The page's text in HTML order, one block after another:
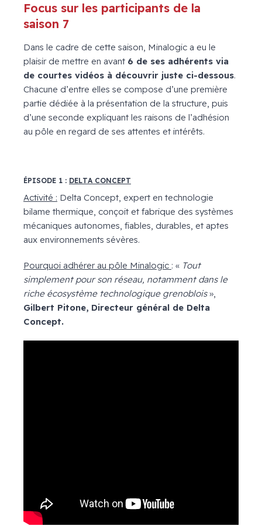
Focus sur les participants de la
saison 7
Dans le cadre de cette saison, Minalogic a eu le
plaisir de mettre en avant 6 de ses adhérents via
de courtes vidéos à découvrir juste ci-dessous.
Chacune d’entre elles se compose d’une première
partie dédiée à la présentation de la structure, puis
d’une seconde expliquant les raisons de l’adhésion
au pôle en regard de ses attentes et intérêts.
ÉPISODE 1 : DELTA CONCEPT
Activité : Delta Concept, expert en technologie
bilame thermique, conçoit et fabrique des systèmes
mécaniques autonomes, fiables, durables, et aptes
aux environnements sévères.
Pourquoi adhérer au pôle Minalogic : « Tout
simplement pour son réseau, notamment dans le
riche écosystème technologique grenoblois»,
Gilbert Pitone, Directeur général de Delta
Concept.